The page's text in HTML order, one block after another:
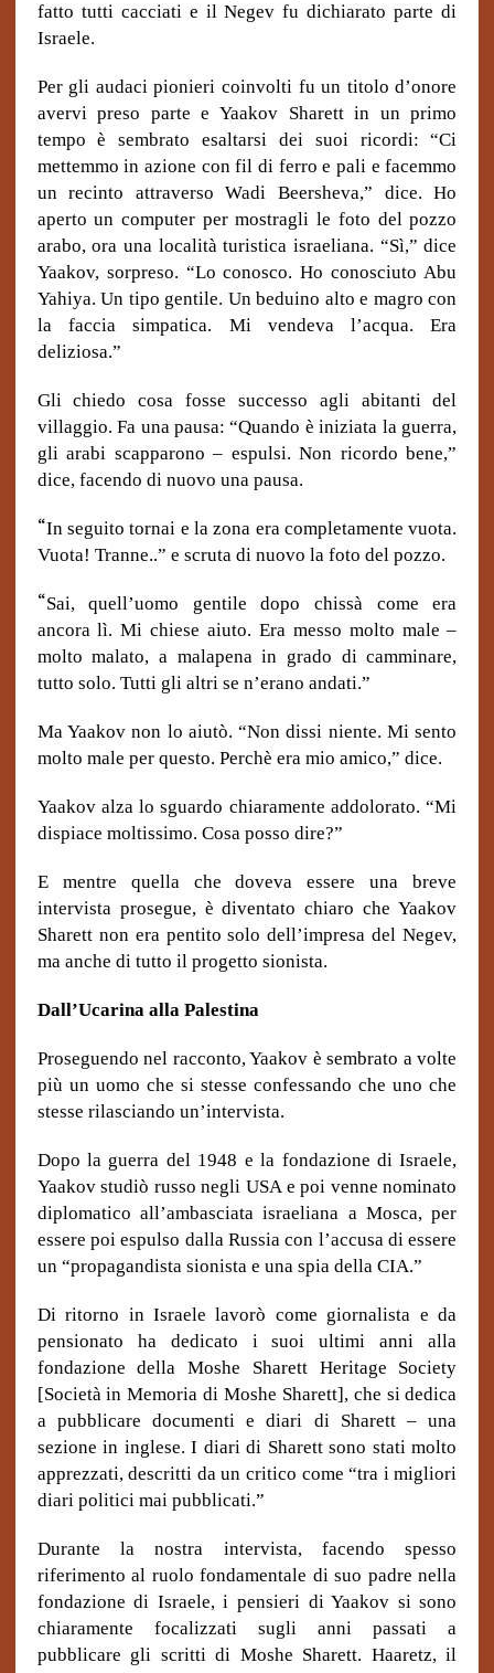
fatto tutti cacciati e il Negev fu dichiarato parte di
Israele.
Per gli audaci pionieri coinvolti fu un titolo d’onore
avervi preso parte e Yaakov Sharett in un primo
tempo è sembrato esaltarsi dei suoi ricordi: “Ci
mettemmo in azione con fil di ferro e pali e facemmo
un recinto attraverso Wadi Beersheva,” dice. Ho
aperto un computer per mostragli le foto del pozzo
arabo, ora una località turistica israeliana. “Sì,” dice
Yaakov, sorpreso. “Lo conosco.Ho conosciuto Abu
Yahiya. Un tipo gentile. Un beduino alto e magro con
la faccia simpatica. Mi vendeva l’acqua.Era
deliziosa.”
Gli chiedo cosa fosse successo agli abitanti del
villaggio. Fa una pausa: “Quando è iniziata la guerra,
gli arabi scapparono – espulsi. Non ricordo bene,”
dice, facendo di nuovo una pausa.
“In seguito tornai e la zona era completamente vuota.
Vuota! Tranne..” e scruta di nuovo la foto del pozzo.
“Sai, quell’uomo gentile dopo chissà come era
ancora lì. Mi chiese aiuto. Era messo molto male –
molto malato, a malapena in grado di camminare,
tutto solo. Tutti gli altri se n’erano andati.”
Ma Yaakov non lo aiutò.“Non dissi niente. Mi sento
molto male per questo. Perchè era mio amico,” dice.
Yaakov alza lo sguardo chiaramente addolorato.“Mi
dispiace moltissimo. Cosa posso dire?”
E mentre quella che doveva essere una breve
intervista prosegue, è diventato chiaro che Yaakov
Sharett non era pentito solo dell’impresa del Negev,
ma anche di tutto il progetto sionista.
Dall’Ucarina alla Palestina
Proseguendo nel racconto, Yaakov è sembrato a volte
più un uomo che si stesse confessando che uno che
stesse rilasciando un’intervista.
Dopo la guerra del 1948 e la fondazione di Israele,
Yaakov studiò russo negli USA e poi venne nominato
diplomatico all’ambasciata israeliana a Mosca, per
essere poi espulso dalla Russia con l’accusa di essere
un “propagandista sionista e una spia della CIA.”
Di ritorno in Israele lavorò come giornalista e da
pensionato ha dedicato i suoi ultimi anni alla
fondazione della Moshe Sharett Heritage Society
[Società in Memoria di Moshe Sharett], che si dedica
a pubblicare documenti e diari di Sharett – una
sezione in inglese. I diari di Sharett sono stati molto
apprezzati, descritti da un critico come “tra i migliori
diari politici mai pubblicati.”
Durante la nostra intervista, facendo spesso
riferimento al ruolo fondamentale di suo padre nella
fondazione di Israele, i pensieri di Yaakov si sono
chiaramente focalizzati sugli anni passati a
pubblicare gli scritti di Moshe Sharett. Haaretz, il